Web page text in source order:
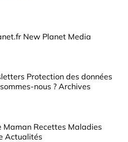
New Planet Media
Protection des données
nous ? Archives
Maman Recettes Maladies
Actualités